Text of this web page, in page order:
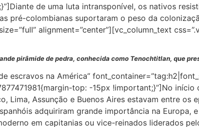
de uma luta intransponível, os nativos
pré-colombianas suportaram o peso da
alignment=”center”][vc_column_text
pirâmide de pedra, conhecida como Tenochtitlan, que
escravos na América”
top: -15px !important;}”]No
Lima, Assunção e Buenos Aires estavam entre os
adquiriram grande importância na Europa,
em capitanias ou vice-reinados liderados